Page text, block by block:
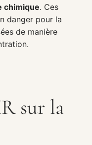
chimique. Ces
danger pour la
de manière
sur la